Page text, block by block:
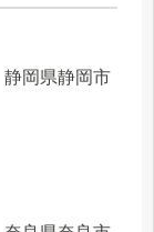
岡県静岡市